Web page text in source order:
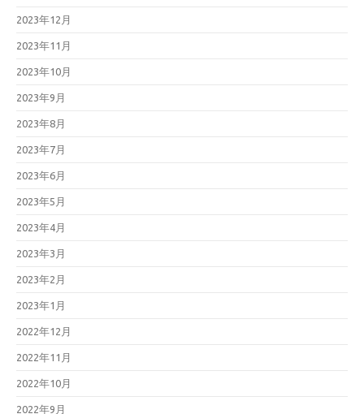
2023年12月
2023年11月
2023年10月
2023年9月
2023年8月
2023年7月
2023年6月
2023年5月
2023年4月
2023年3月
2023年2月
2023年1月
2022年12月
2022年11月
2022年10月
2022年9月